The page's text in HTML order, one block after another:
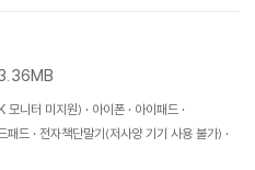
니터 미지원) 아이폰
아이패드
패드
전자책단말기(저사양 기기 사용 불가)